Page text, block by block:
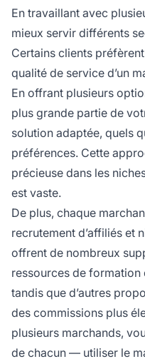
En travaillant avec
mieux servir différents
Certains clients
qualité de service d’un
En offrant plusieurs
plus grande partie de
solution adaptée, quels
préférences. Cette
précieuse dans les
est vaste.
De plus, chaque
recrutement d’affiliés et
offrent de nombreux
ressources de formation
tandis que d’autres
des commissions plus
plusieurs marchands,
de chacun — utiliser le